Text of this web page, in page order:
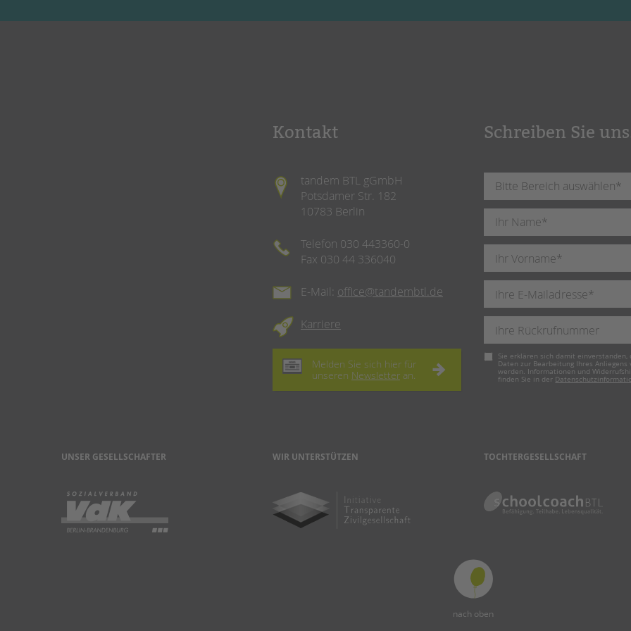
Kontakt
tandem BTL gGmbH
Potsdamer Str. 182
10783 Berlin
Telefon 030 443360-0
Fax 030 44 336040
E-Mail: office@tandembtl.de
Karriere
Melden Sie sich hier für
unseren Newsletter an.
Schreiben Sie
Pflichtfeld
Sie erklären sich damit einverstanden,
Daten zur Bearbeitung Ihres Anliegens
werden. Informationen und
finden Sie in der
UNSER GESELLSCHAFTER WIR UNTERSTÜTZEN TOCHTERGESELLSCHAFT
nach oben